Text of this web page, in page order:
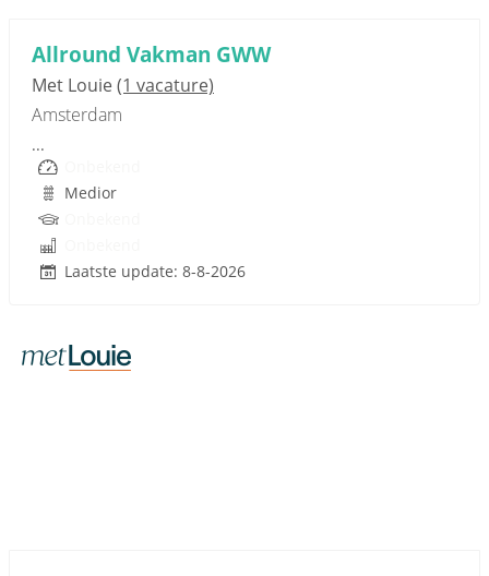
Allround Vakman GWW
Met Louie(1 vacature)
Amsterdam
...
Medior
Laatste update: 8-8-2026